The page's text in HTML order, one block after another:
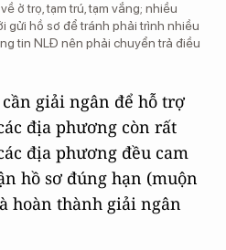
ở trọ, tạm trú, tạm vắng; nhiều
gửi hồ sơ để tránh phải trình nhiều
tin NLĐ nên phải chuyển trả điều
giải ngân để hỗ trợ
địa phương còn rất
địa phương đều cam
hồ sơ đúng hạn (muộn
hoàn thành giải ngân